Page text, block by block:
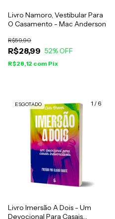
Livro Namoro, Vestibular Para
O Casamento - Mac Anderson
R$28,99
R$59,90
52% OFF
R$28,12 com Pix
1 / 6
ESGOTADO
Livro Imersão A Dois - Um
Devocional Para Casais